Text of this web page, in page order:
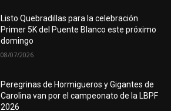
Listo Quebradillas para la celebración
Primer 5K del Puente Blanco este próximo
domingo
08/07/2026
Peregrinas de Hormigueros y Gigantes de
Carolina van por el campeonato de la LBPF
2026